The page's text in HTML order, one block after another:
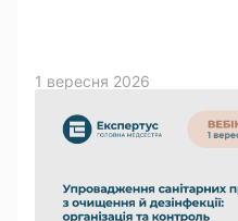
1 вересня 2026